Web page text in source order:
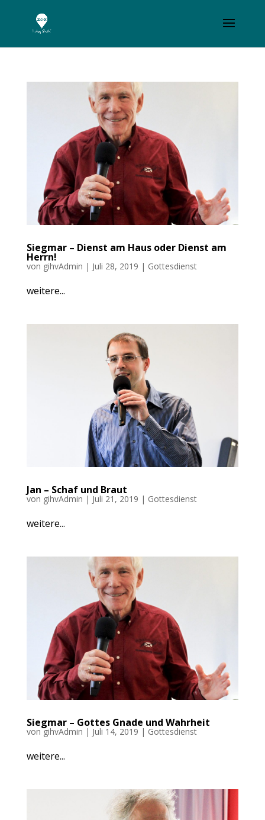
Siegmar – Dienst am Haus oder Dienst am
Herrn!
von gihvAdmin | Juli 28, 2019 | Gottesdienst
weitere...
Jan – Schaf und Braut
von gihvAdmin | Juli 21, 2019 | Gottesdienst
weitere...
Siegmar – Gottes Gnade und Wahrheit
vongihvAdmin | Juli 14, 2019 | Gottesdienst
weitere...